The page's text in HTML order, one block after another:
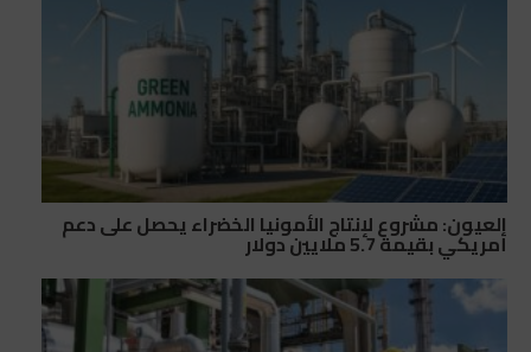
العيون: مشروع لإنتاج الأمونيا الخضراء يحصل على دعم
أمريكي بقيمة 5.7 ملايين دولار